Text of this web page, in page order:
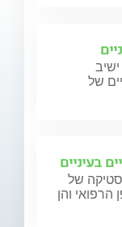
של
בעיניים
של
הרפואי והן